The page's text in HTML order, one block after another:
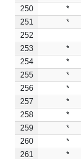
250
*
251
*
252
253
*
254
*
255
*
256
*
257
*
258
*
259
*
260
*
261
*